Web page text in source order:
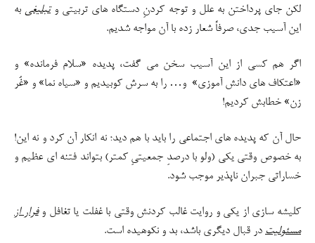
لکن جای پرداختن به علل و توجه کردنِ دستگاه های تربیتی وتبلیغی به
این آسیب جدی، صرفاً شعار زده با آن مواجه شدیم.
اگر هم کسی از این آسیب سخن می گفت، پدیده «سلام فرمانده» و
«اعتکاف های دانش آموزی» و… را به سرش کوبیدیم و «سیاه نما» و «غُر
زن» خطابش کردیم!
حال آن که پدیده های اجتماعی را باید با هم دید؛ نه انکار آن کرد و نه این!
به خصوص وقتی یکی (ولو با درصدِ جمعیتیِ کمتر) بتواند فتنه ای عظیم و
خساراتی جبران ناپذیر موجب شود.
کلیشه سازی از یکی و روایت غالب کردنش وقتی با غفلت یا تغافل وفرار از
مسئولیت در قبال دیگری باشد، بد و نکوهیده است.